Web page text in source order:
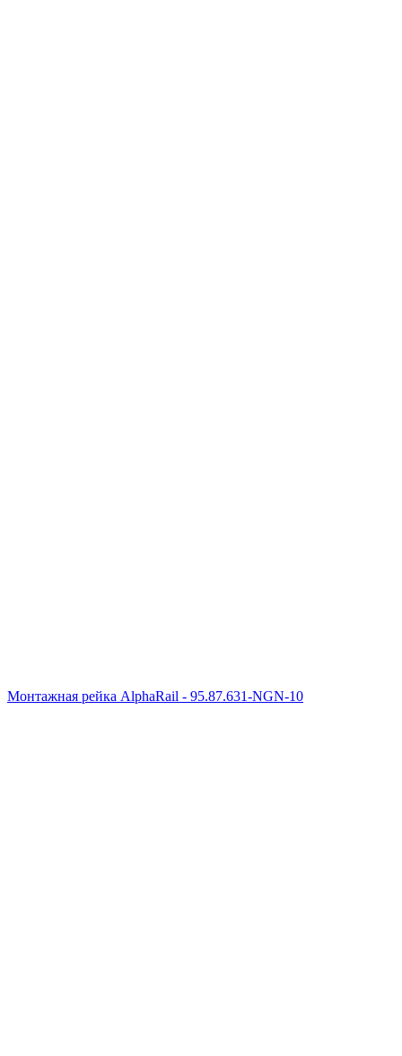
Монтажная рейка AlphaRail - 95.87.631-NGN-10